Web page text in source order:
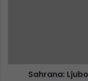
Sahrana: